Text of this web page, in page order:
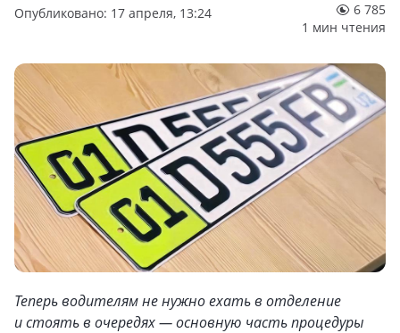
Опубликовано: 17 апреля, 13:24
6 785
1 мин чтения
Теперь водителям не нужно ехать в отделение
и стоять в очередях — основную часть процедуры